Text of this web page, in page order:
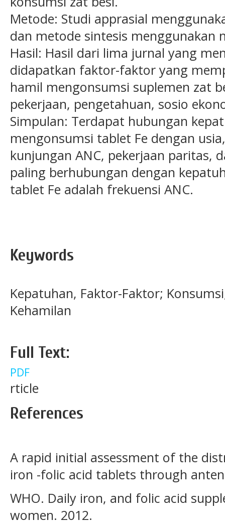
Metode: Studi apprasial
dan metode sintesis menggunakan
Hasil: Hasil dari lima jurnal yang
didapatkan faktor-faktor yang
hamil mengonsumsi suplemen zat
pekerjaan, pengetahuan, sosio
Simpulan: Terdapat hubungan
mengonsumsi tablet Fe dengan
kunjungan ANC, pekerjaan paritas,
paling berhubungan dengan
tablet Fe adalah frekuensi ANC.
Keywords
Kepatuhan, Faktor-Faktor;
Kehamilan
Full Text:
PDF
rticle
References
A rapid initial assessment of the
iron -folic acid tablets through
WHO. Daily iron, and folic acid
women. 2012.